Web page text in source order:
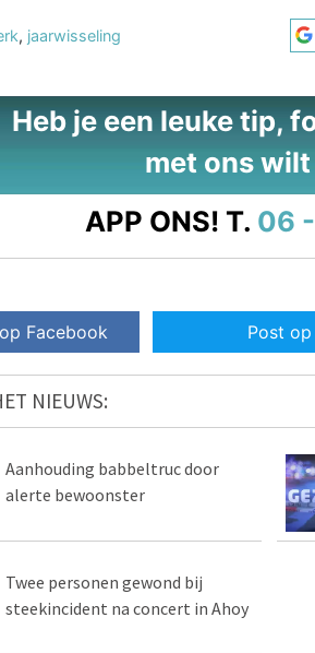
, jaarwisseling
Heb je een leuke tip,
met ons
APP ONS! T. 06
Facebook Post op
NIEUWS:
Aanhouding babbeltruc door
alerte bewoonster
Twee personen gewond bij
steekincident na concert in Ahoy